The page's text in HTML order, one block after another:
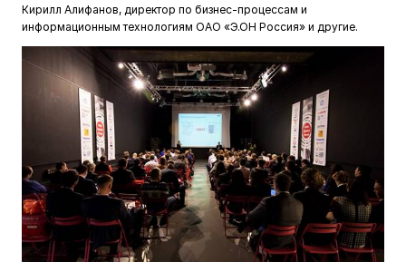
Кирилл Алифанов, директор по бизнес-процессам и
информационным технологиям ОАО «Э.ОН Россия» и другие.